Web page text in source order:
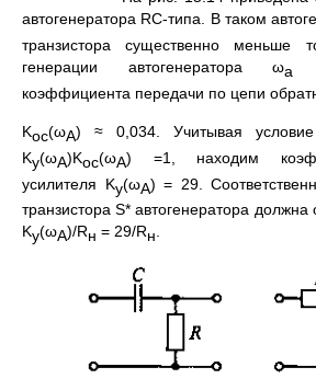
автогенератора RC-типа. В таком
транзистора сущест­венно меньше
генерации автогенератора ωа
коэффициента передачи по цепи
Kос(ωA) ≈ 0,034. Учитывая
Kу(ωA)Kос(ωA) =1, находим
усилителя Kу(ωA) = 29.
транзистора S* автогенератора дол­жна
Kу(ωA)/Rн = 29/Rн.